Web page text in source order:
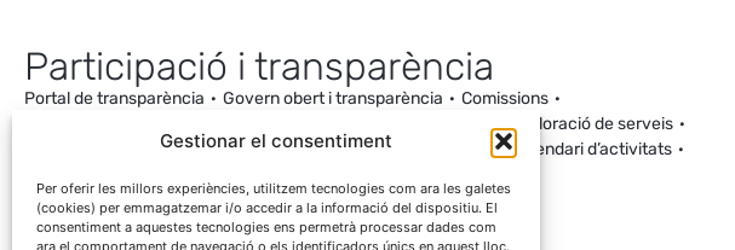
Gestionar el consentiment
Per oferir les millors experiències, utilitzem tecnologies com ara les galetes
(cookies) per emmagatzemar i/o accedir a la informació del dispositiu. El
consentiment a aquestes tecnologies ens permetrà processar dades com
ara el comportament de navegació o els identificadors únics en aquest lloc.
Participació i transparència
Portal de transparència Govern obert i transparència
Comissions
Processos participatius
Valoració de serveis
Canal de denúncies Comunitat local d’energia
Calendari d’activitats